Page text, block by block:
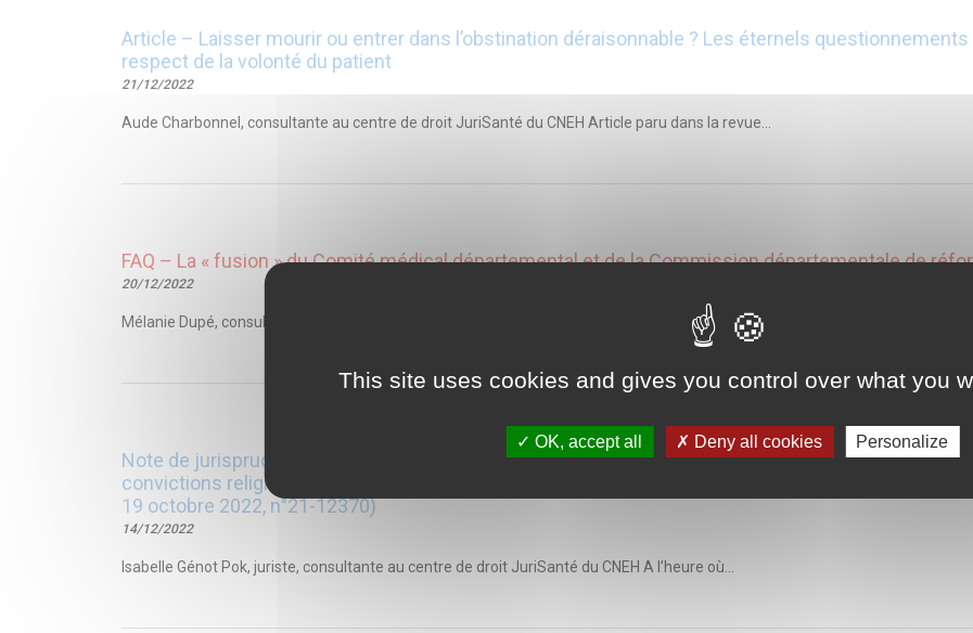
Article – Laisser mourir ou entrer dans l’obstination déraisonnable ? Les éternels
respect de la volonté du patient
21/12/2022
Aude Charbonnel, consultante au centre de droit JuriSanté du CNEH Article paru dans la revue...
FAQ – La « fusion » du Comité médical départemental et de la Commission départementale de
20/12/2022
Mélanie Dupé, consultante au centre de droit JuriSanté du CNEH Après l’annonce de l’ordonnance du...
Note de jurisprudence – Le licenciement pour faute grave d’un salarié mis à disposition d’un
convictions religieuses sur son compte Facebook peut-il être justifié ? (à propos de l’arrêt de la
19 octobre 2022, n°21-12370)
14/12/2022
Isabelle Génot Pok, juriste, consultante au centre de droit JuriSanté du CNEH A l’heure où...
This site uses cookies and gives you control over what you
OK, accept all Deny all cookies Personalize